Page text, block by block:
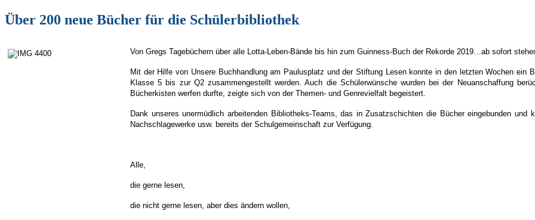
Über 200 neue Bücher für die Schülerbibliothek
Von Gregs Tagebüchern über alle Lotta-Leben-Bände bis hin zum Guinness-Buch der Rekorde 2019…ab sofort
Mit der Hilfe von Unsere Buchhandlung am Paulusplatz und der Stiftung Lesen konnte in den letzten Wochen ein
Klasse 5 bis zur Q2 zusammengestellt werden. Auch die Schülerwünsche wurden bei der Neuanschaffung
Bücherkisten werfen durfte, zeigte sich von der Themen- und Genrevielfalt begeistert.
Dank unseres unermüdlich arbeitenden Bibliotheks-Teams, das in Zusatzschichten die Bücher eingebunden und
Nachschlagewerke usw. bereits der Schulgemeinschaft zur Verfügung.
Alle,
die gerne lesen,
die nicht gerne lesen, aber dies ändern wollen,